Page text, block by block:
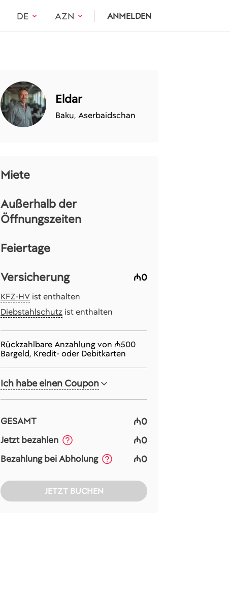
DE AZN ANMELDEN
Eldar
Baku, Aserbaidschan
Miete
Außerhalb der
Öffnungszeiten
Feiertage
Versicherung
₼0
KFZ-HV ist enthalten
Diebstahlschutz ist enthalten
Rückzahlbare Anzahlung von ₼500
Bargeld, Kredit- oder Debitkarten
Ich habe einen Coupon
GESAMT ₼0
Jetzt bezahlen ₼0
Bezahlung bei Abholung ₼0
JETZT BUCHEN